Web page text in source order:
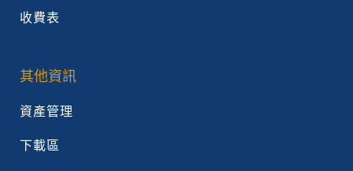
收費表
其他資訊
資產管理
下載區